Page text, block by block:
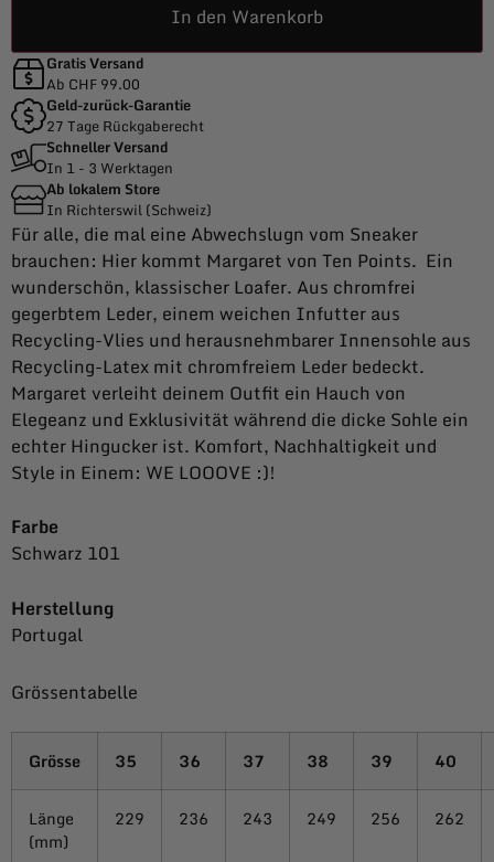
In den Warenkorb
Gratis Versand
Ab CHF 99.00
Geld-zurück-Garantie
27 Tage Rückgaberecht
Schneller Versand
In 1 - 3 Werktagen
Ab lokalem Store
In Richterswil (Schweiz)
Für alle, die mal eine Abwechslugn vom Sneaker
brauchen: Hier kommt Margaret von Ten Points. Ein
wunderschön, klassischer Loafer. Aus chromfrei
gegerbtem Leder, einem weichen Infutter aus
Recycling-Vlies und herausnehmbarer Innensohle aus
Recycling-Latex mit chromfreiem Leder bedeckt.
Margaret verleiht deinem Outfit ein Hauch von
Elegeanz und Exklusivität während die dicke Sohle ein
echter Hingucker ist. Komfort, Nachhaltigkeit und
Style in Einem: WE LOOOVE :)!
Farbe
Schwarz 101
Herstellung
Portugal
Grössentabelle
Grösse 35 36 37 38 39 40
Länge
(mm)
229 236 243 249 256 262